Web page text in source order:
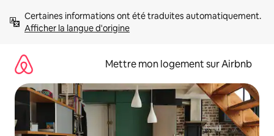
directement
Afficher la langue d'origine
Mettre mon logement sur Airbnb